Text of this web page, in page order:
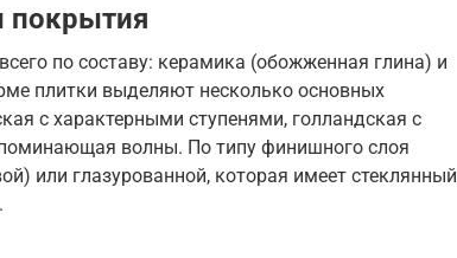
покрытия
по составу: керамика (обожженная глина) и
плитки выделяют несколько основных
с характерными ступенями, голландская с
волны. По типу финишного слоя
или глазурованной, которая имеет стеклянный